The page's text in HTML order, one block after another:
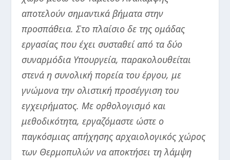
αποτελούν σημαντικά βήματα στην
προσπάθεια. Στο πλαίσιο δε της ομάδας
εργασίας που έχει συσταθεί από τα δύο
συναρμόδια Υπουργεία, παρακολουθείται
στενά η συνολική πορεία του έργου, με
γνώμονα την ολιστική προσέγγιση του
εγχειρήματος. Με ορθολογισμό και
μεθοδικότητα, εργαζόμαστε ώστε ο
παγκόσμιας απήχησης αρχαιολογικός χώρος
των Θερμοπυλών να αποκτήσει τη λάμψη